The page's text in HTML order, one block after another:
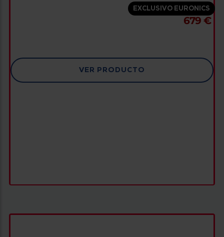
EXCLUSIVO EURONICS
679 €
VER PRODUCTO